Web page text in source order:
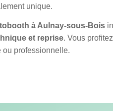
unique.
à Aulnay-sous-Bois
et reprise. Vous
ou professionnelle.